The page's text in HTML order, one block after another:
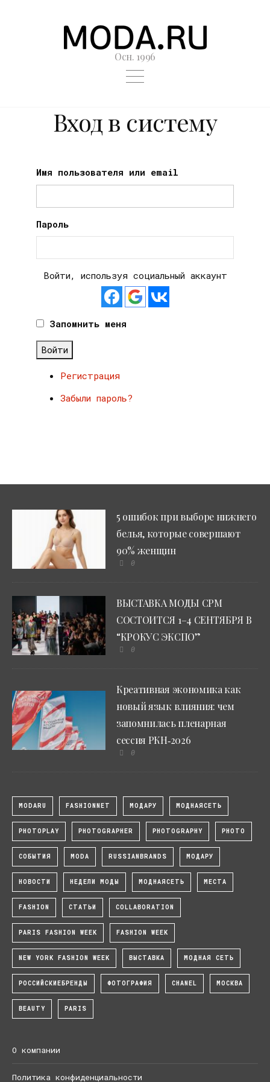
Осн. 1996
Вход в систему
Имя пользователя или email
Пароль
Войти, используя социальный аккаунт
Запомнить меня
Войти
Регистрация
Забыли пароль?
5 ошибок при выборе нижнего
белья, которые совершают
90% женщин
0
ВЫСТАВКА МОДЫ CPM
СОСТОИТСЯ 1–4 СЕНТЯБРЯ В
“КРОКУС ЭКСПО”
0
Креативная экономика как
новый язык влияния: чем
запомнилась пленарная
сессия РКН‑2026
0
MODARU FASHIONNET МОДАРУ МОДНАЯСЕТЬ
PHOTOPLAY PHOTOGRAPHER PHOTOGRAPHY PHOTO
СОБЫТИЯ MODA RUSSIANBRANDS МОДАРУ
НОВОСТИ НЕДЕЛИ МОДЫ МОДНАЯСЕТЬ МЕСТА
FASHION СТАТЬИ COLLABORATION
PARIS FASHION WEEK FASHION WEEK
NEW YORK FASHION WEEK ВЫСТАВКА МОДНАЯ СЕТЬ
РОССИЙСКИЕБРЕНДЫ ФОТОГРАФИЯ CHANEL МОСКВА
BEAUTY PARIS
О компании
Политика конфиденциальности